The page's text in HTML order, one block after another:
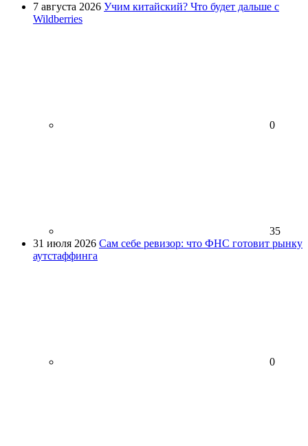
7 августа 2026 Учим китайский? Что будет дальше с
Wildberries
0
35
31 июля 2026 Сам себе ревизор: что ФНС готовит рынку
аутстаффинга
0